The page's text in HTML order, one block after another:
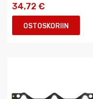
34,72 €
OSTOSKORIIN